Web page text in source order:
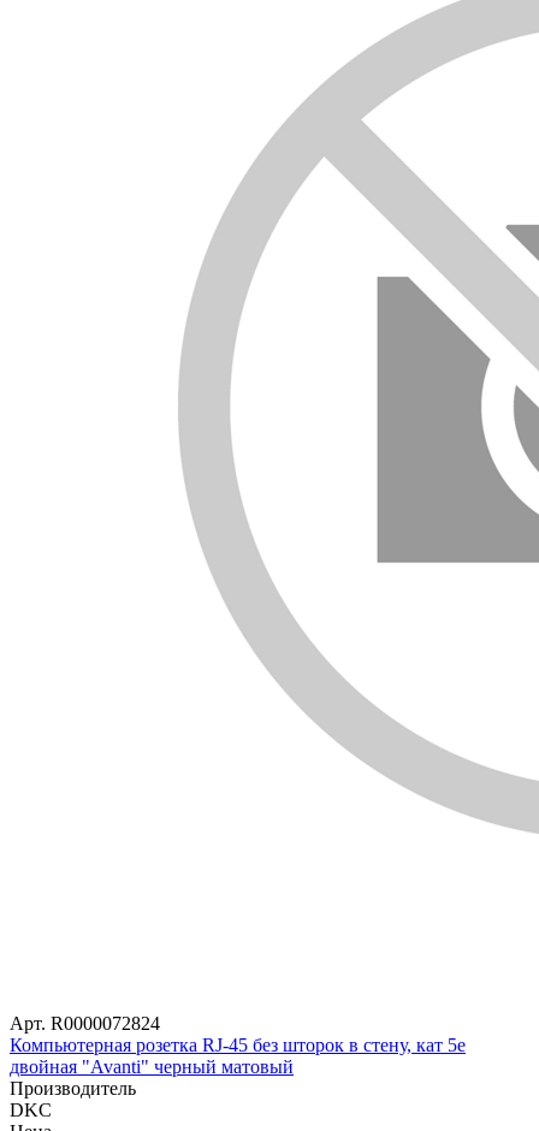
Арт. R0000072824
Компьютерная розетка RJ-45 без шторок в стену, кат 5е
двойная "Avanti" черный матовый
Производитель
DKC